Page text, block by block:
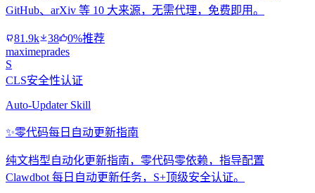
GitHub、arXiv 等 10 大来源，无需代理，免费即用。
81.9k 38
0%推荐
maximeprades
S
CLS安全性认证
Auto-Updater Skill
✨零代码每日自动更新指南
纯文档型自动化更新指南，零代码零依赖，指导配置
Clawdbot 每日自动更新任务，S+顶级安全认证。